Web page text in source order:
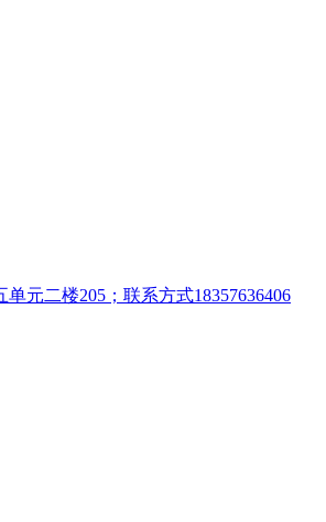
元二楼205；联系方式18357636406